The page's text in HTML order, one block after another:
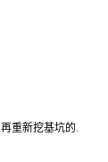
重新挖基坑的.